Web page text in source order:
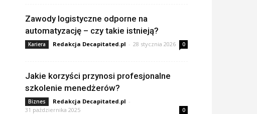
Zawody logistyczne odporne na
automatyzację – czy takie istnieją?
Kariera Redakcja Decapitated.pl - 28 stycznia 2026 0
Jakie korzyści przynosi profesjonalne
szkolenie menedżerów?
Biznes Redakcja Decapitated.pl -
31 października 2025
0